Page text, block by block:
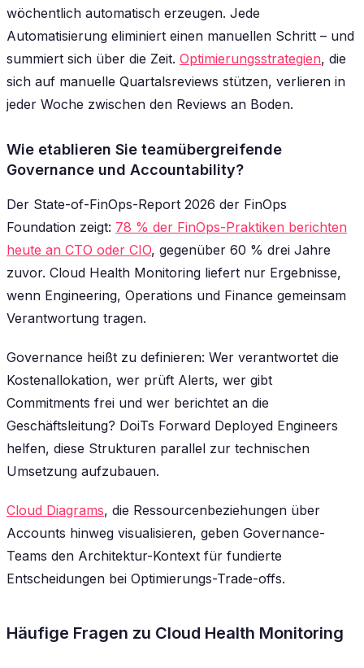
wöchentlich automatisch erzeugen. Jede
Automatisierung eliminiert einen manuellen Schritt – und
summiert sich über die Zeit. Optimierungsstrategien, die
sich auf manuelle Quartalsreviews stützen, verlieren in
jeder Woche zwischen den Reviews an Boden.
Wie etablieren Sie teamübergreifende
Governance und Accountability?
Der State-of-FinOps-Report 2026 der FinOps
Foundation zeigt: 78 % der FinOps-Praktiken berichten
heute an CTO oder CIO, gegenüber 60 % drei Jahre
zuvor. Cloud Health Monitoring liefert nur Ergebnisse,
wenn Engineering, Operations und Finance gemeinsam
Verantwortung tragen.
Governance heißt zu definieren: Wer verantwortet die
Kostenallokation, wer prüft Alerts, wer gibt
Commitments frei und wer berichtet an die
Geschäftsleitung? DoiTs Forward Deployed Engineers
helfen, diese Strukturen parallel zur technischen
Umsetzung aufzubauen.
Cloud Diagrams, die Ressourcenbeziehungen über
Accounts hinweg visualisieren, geben Governance-
Teams den Architektur-Kontext für fundierte
Entscheidungen bei Optimierungs-Trade-offs.
Häufige Fragen zu Cloud Health Monitoring